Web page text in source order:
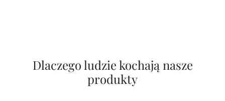
Dlaczego ludzie kochają nasze
produkty